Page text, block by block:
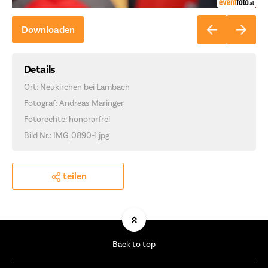
Downloaden
Details
Ort: Neukirchen bei Lambach
Fotograf: Andreas Maringer
Fotorechte: honorarfrei
Bild Nr.: IMG_0890-1.jpg
teilen
Back to top